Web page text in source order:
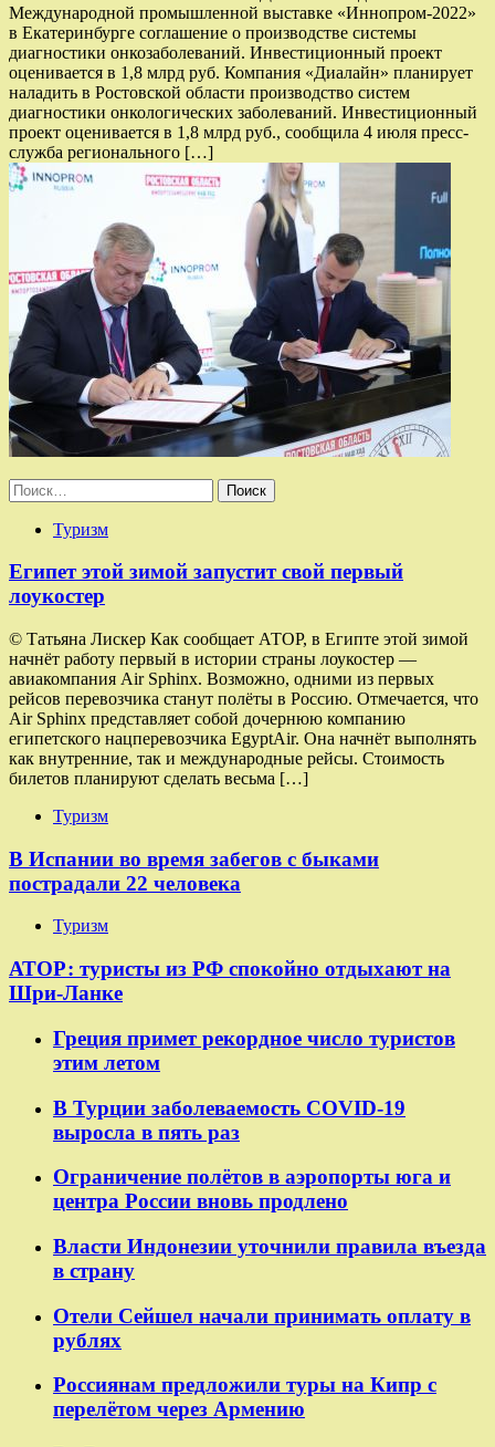
Международной промышленной выставке «Иннопром-2022»
в Екатеринбурге соглашение о производстве системы
диагностики онкозаболеваний. Инвестиционный проект
оценивается в 1,8 млрд руб. Компания «Диалайн» планирует
наладить в Ростовской области производство систем
диагностики онкологических заболеваний. Инвестиционный
проект оценивается в 1,8 млрд руб., сообщила 4 июля пресс-
служба регионального […]
Найти:
Туризм
Египет этой зимой запустит свой первый
лоукостер
© Татьяна Лискер Как сообщает АТОР, в Египте этой зимой
начнёт работу первый в истории страны лоукостер —
авиакомпания Air Sphinx. Возможно, одними из первых
рейсов перевозчика станут полёты в Россию. Отмечается, что
Air Sphinx представляет собой дочернюю компанию
египетского нацперевозчика EgyptAir. Она начнёт выполнять
как внутренние, так и международные рейсы. Стоимость
билетов планируют сделать весьма […]
Туризм
В Испании во время забегов с быками
пострадали 22 человека
Туризм
АТОР: туристы из РФ спокойно отдыхают на
Шри-Ланке
Греция примет рекордное число туристов
этим летом
В Турции заболеваемость COVID-19
выросла в пять раз
Ограничение полётов в аэропорты юга и
центра России вновь продлено
Власти Индонезии уточнили правила въезда
в страну
Отели Сейшел начали принимать оплату в
рублях
Россиянам предложили туры на Кипр с
перелётом через Армению